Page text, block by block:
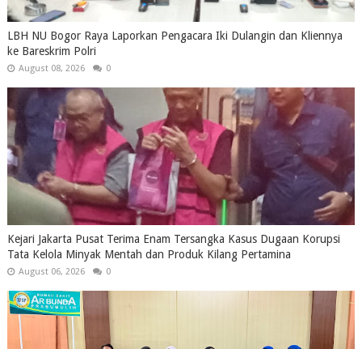
LBH NU Bogor Raya Laporkan Pengacara Iki Dulangin dan Kliennya
ke Bareskrim Polri
August 08, 2026 0
Kejari Jakarta Pusat Terima Enam Tersangka Kasus Dugaan Korupsi
Tata Kelola Minyak Mentah dan Produk Kilang Pertamina
August 06, 2026 0